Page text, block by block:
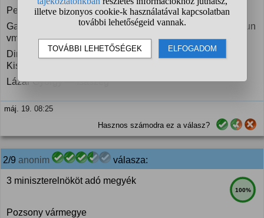
Peidl Gyula — Ráckeve
Garbai Sándor — Kiskunhalas (akkor Pest-Pilis-Solt-Kiskun
vm.)
Dinnyés Lajos — Dunaegyháza (akkor Pest-Pilis-Solt-
Kiskun vm.)
Lázár György — Isaszeg
máj. 19. 08:25
Hasznos számodra ez a válasz?
2/9 anonim válasza:
100%
3 miniszterelnököt adó megyék
Pozsony vármegye